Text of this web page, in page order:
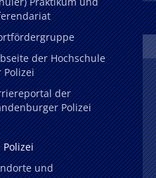
der Hochschule
Polizei
der
Polizei
Polizei
und